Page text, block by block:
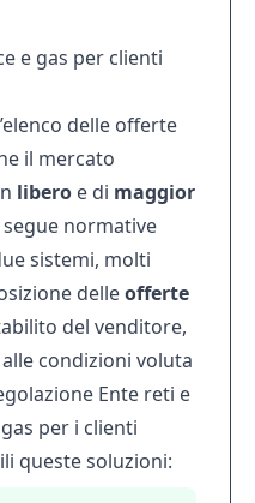
e gas per clienti
delle offerte
il mercato
libero e di maggior
normative
sistemi, molti
delleofferte
del venditore,
condizioni voluta
Ente reti e
per i clienti
queste soluzioni: